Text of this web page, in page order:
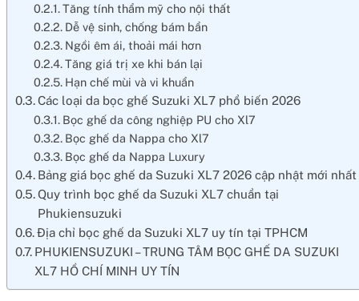
Tăng tính thẩm mỹ cho nội thất
Dễ vệ sinh, chống bám bẩn
Ngồi êm ái, thoải mái hơn
Tăng giá trị xe khi bán lại
Hạn chế mùi và vi khuẩn
Các loại da bọc ghế Suzuki XL7 phổ biến 2026
Bọc ghế da công nghiệp PU cho Xl7
Bọc ghế da Nappa cho Xl7
Bọc ghế da Nappa Luxury
Bảng giá bọc ghế da Suzuki XL7 2026 cập nhật mới nhất
Quy trình bọc ghế da Suzuki XL7 chuẩn tại
Phukiensuzuki
Địa chỉ bọc ghế da Suzuki XL7 uy tín tại TPHCM
PHUKIENSUZUKI – TRUNG TÂM BỌC GHẾ DA SUZUKI
XL7 HỒ CHÍ MINH UY TÍN